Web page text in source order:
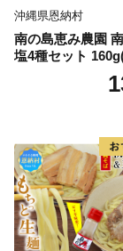
沖縄県恩納村
南の島恵み農園
塩4種セット